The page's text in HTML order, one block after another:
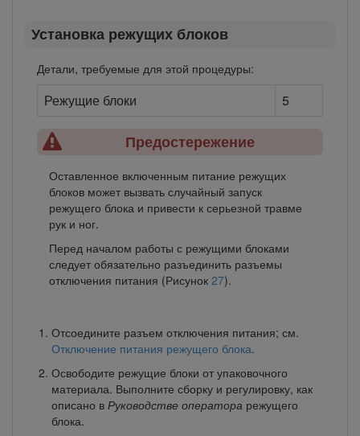
Установка режущих блоков
Детали, требуемые для этой процедуры:
Режущие блоки 5
Предостережение
Оставленное включенным питание режущих
блоков может вызвать случайный запуск
режущего блока и привести к серьезной травме
рук и ног.
Перед началом работы с режущими блоками
следует обязательно разъединить разъемы
отключения питания (Рисунок 27).
Отсоедините разъем отключения питания; см.
Отключение питания режущего блока.
Освободите режущие блоки от упаковочного
материала. Выполните сборку и регулировку, как
описано в Руководстве оператора режущего
блока.